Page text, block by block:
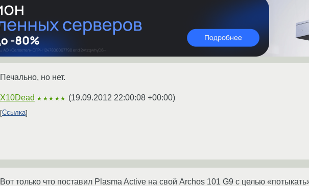
Печально, но нет.
X10Dead ★★★★★ (19.09.2012 22:00:08 +00:00)
Ссылка
Вот только что поставил Plasma Active на свой Archos 101 G9 с целью